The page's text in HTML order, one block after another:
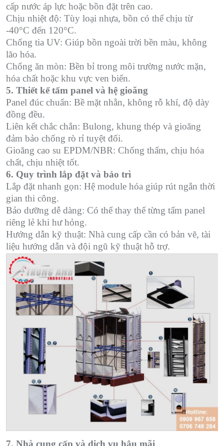
cấp nước áp lực hoặc bồn đặt trên cao.
Chịu nhiệt độ: Tùy loại nhựa, bồn có thể chịu từ
-40°C đến 120°C.
Chống tia UV: Giúp bồn ngoài trời bền màu, không
lão hóa.
Chống ăn mòn: Bền bỉ trong môi trường nước mặn,
hóa chất hoặc khu vực ven biển.
5. Thiết kế tấm panel và hệ gioăng
Panel đúc chuẩn: Bề mặt nhẵn, không rỗ khí, độ dày
đồng đều.
Liên kết chắc chắn: Bulong, khung thép và gioăng
đảm bảo chống rò rỉ tuyệt đối.
Gioăng cao su EPDM/NBR: Chống thấm, chịu hóa
chất, chịu nhiệt tốt.
6. Quy trình lắp đặt và bảo trì
Lắp đặt nhanh gọn: Hệ module hóa giúp rút ngắn thời
gian thi công.
Bảo dưỡng dễ dàng: Có thể thay thế từng tấm panel
riêng lẻ khi hư hỏng.
Hướng dẫn kỹ thuật: Nhà cung cấp cần có bản vẽ, tài
liệu hướng dẫn và đội ngũ kỹ thuật hỗ trợ.
7. Nhà cung cấp và dịch vụ hậu mãi